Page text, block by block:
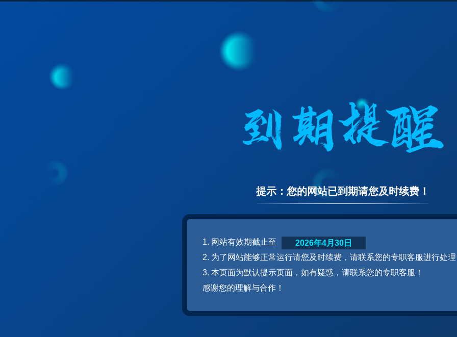
提示：您的网站已到期请您及时续费！
1. 网站有效期截止至
2. 为了网站能够正常运行请您及时续费，请联系您的专职客服进行处
3. 本页面为默认提示页面，如有疑惑，请联系您的专职客服！
感谢您的理解与合作！
2026年4月30日